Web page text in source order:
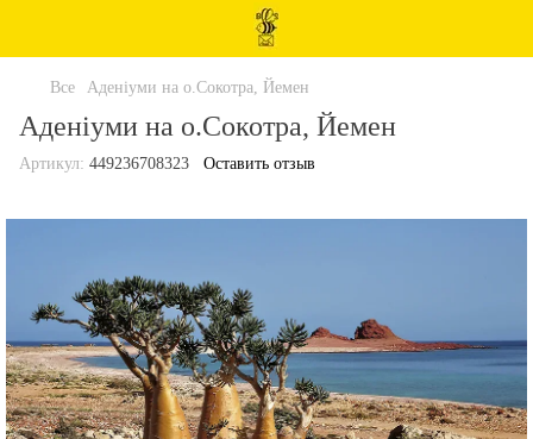
Все Аденіуми на о.Сокотра, Йемен
Аденіуми на о.Сокотра, Йемен
Артикул: 449236708323 Оставить отзыв